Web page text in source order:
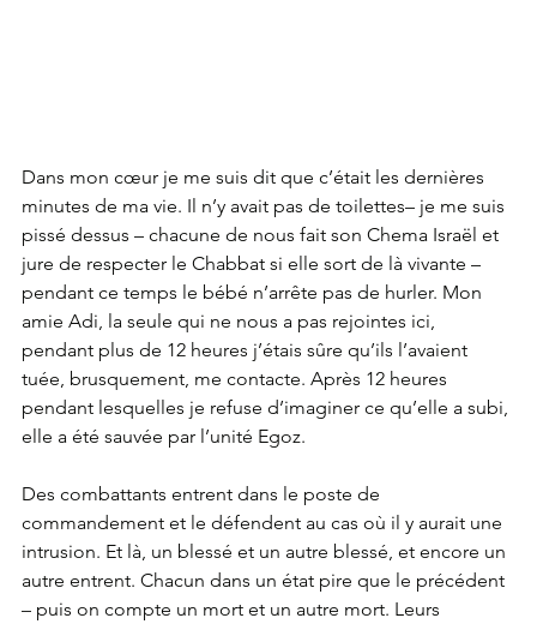
Dans mon cœur je me suis dit que c’était les dernières
minutes de ma vie. Il n’y avait pas de toilettes– je me suis
pissé dessus – chacune de nous fait son Chema Israël et
jure de respecter le Chabbat si elle sort de là vivante –
pendant ce temps le bébé n’arrête pas de hurler. Mon
amie Adi, la seule qui ne nous a pas rejointes ici,
pendant plus de 12 heures j’étais sûre qu’ils l’avaient
tuée, brusquement, me contacte. Après 12 heures
pendant lesquelles je refuse d’imaginer ce qu’elle a subi,
elle a été sauvée par l’unité Egoz.
Des combattants entrent dans le poste de
commandement et le défendent au cas où il y aurait une
intrusion. Et là, un blessé et un autre blessé, et encore un
autre entrent. Chacun dans un état pire que le précédent
– puis on compte un mort et un autre mort. Leurs